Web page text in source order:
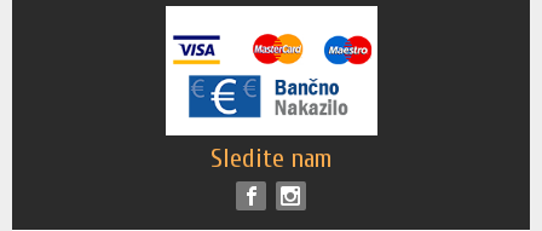
Sledite nam